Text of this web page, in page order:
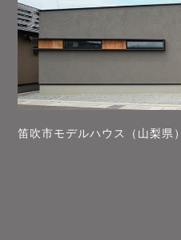
笛吹市モデルハウス（山梨県）